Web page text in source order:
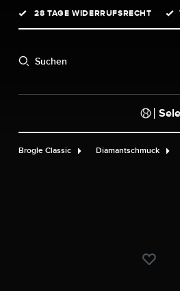
Zur Hauptnavigation
28 TAGE WIDERRUFSRECHT
Suchen
Brogle Classic Diamantschmuck